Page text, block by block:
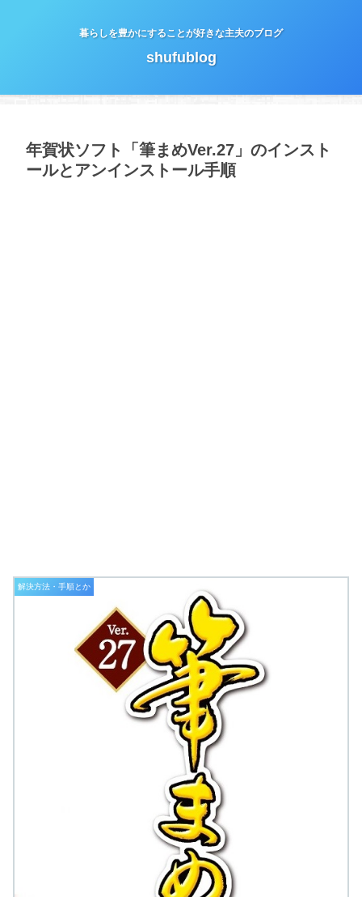
暮らしを豊かにすることが好きな主夫のブログ
shufublog
年賀状ソフト「筆まめVer.27」のインスト
ールとアンインストール手順
解決方法・手順とか